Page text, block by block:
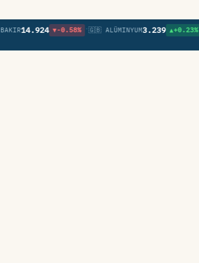
14.924 ▼-0.58% •🇬🇧 ALÜMINYUM3.239 ▲+0.23% •🇬🇧